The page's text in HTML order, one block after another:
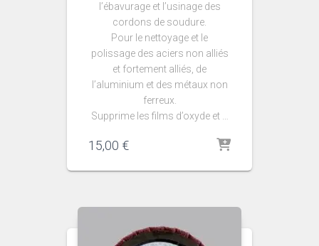
l’ébavurage et l’usinage des
cordons de soudure.
Pour le nettoyage et le
polissage des aciers non alliés
et fortement alliés, de
l’aluminium et des métaux non
ferreux.
Supprime les films d’oxyde et …
15,00 €